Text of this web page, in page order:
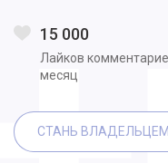
15 000
Лайков
месяц
СТАНЬ